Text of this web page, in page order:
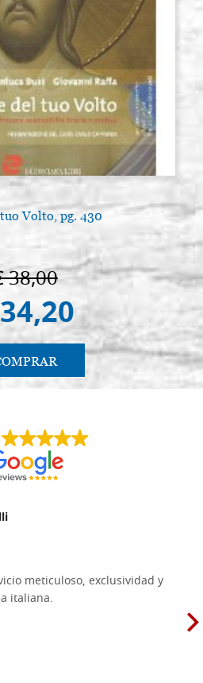
Volto, pg. 430
38,00
meticuloso, exclusividad y
italiana.